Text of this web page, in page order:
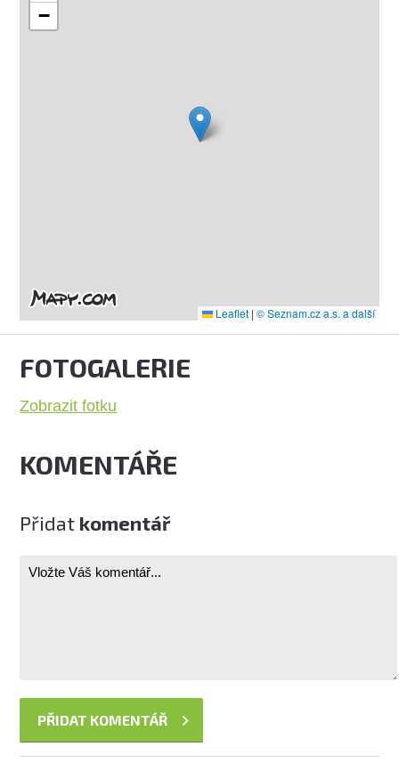
−
Leaflet | © Seznam.cz a.s. a další
FOTOGALERIE
Zobrazit fotku
KOMENTÁŘE
Přidat komentář